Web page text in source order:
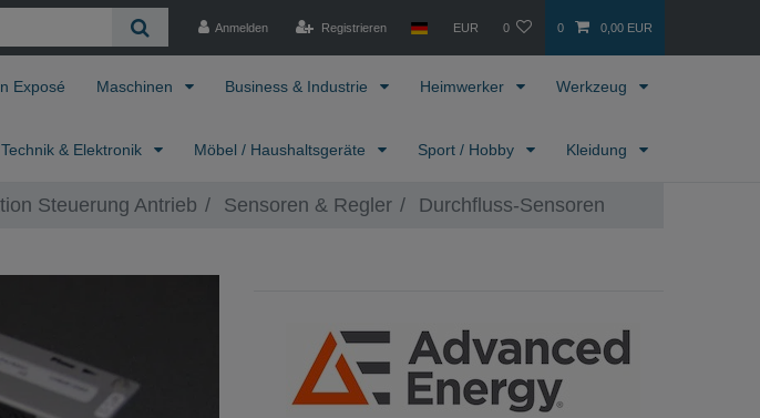
Anmelden Registrieren EUR 0 0 0,00 EUR
Exposé Maschinen Business & Industrie Heimwerker Werkzeug
Technik & Elektronik Möbel / Haushaltsgeräte Sport / Hobby Kleidung
Steuerung Antrieb Sensoren & Regler Durchfluss-Sensoren